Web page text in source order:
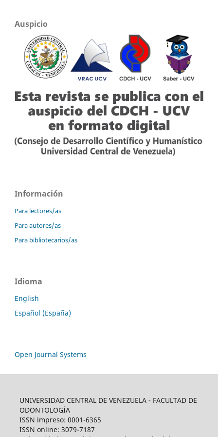
Auspicio
Información
Para lectores/as
Para autores/as
Para bibliotecarios/as
Idioma
English
Español (España)
Open Journal Systems
UNIVERSIDAD CENTRAL DE VENEZUELA - FACULTAD DE
ODONTOLOGÍA
ISSN impreso: 0001-6365
ISSN online: 3079-7187